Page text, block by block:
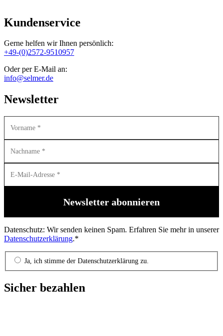
Kundenservice
Gerne helfen wir Ihnen persönlich:
+49-(0)2572-9510957
Oder per E-Mail an:
info@selmer.de
Newsletter
Datenschutz: Wir senden keinen Spam. Erfahren Sie mehr in unserer
Datenschutzerklärung.*
Ja, ich stimme der Datenschutzerklärung zu.
Sicher bezahlen